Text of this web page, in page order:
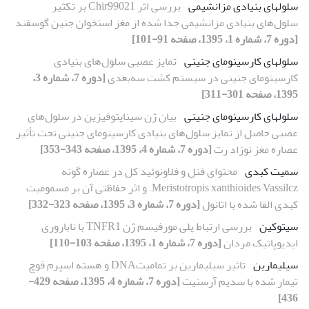
سلول‏های بنیادی مزانشیمی
بررسی اثر Chir99021 بر تکثیر
سلول‌های بنیادی مزانشیمی جدا شده از مغز استخوان جنین گوسفند
[دوره 7، شماره 1، 1395، صفحه 91-101]
سلول­های کارسینومای جنینی تمایز عصبی سلول‌های بنیادی
کارسینومای جنینی در سیستم کشت سه‌بعدی
[دوره 7، شماره 3،
1395، صفحه 301-311]
سلول­های کارسینومای جنینی بیان ژن‌ سیناپتوفیزین در سلول‌های
عصبی حاصل از تمایز سلول‌های بنیادی کارسینومای جنینی تحت تأثیر
عصاره مغز نوزاد رت[دوره 7، شماره 4، 1395، صفحه 343-353]
سمیت کبدی محتوای فنل و فلاونوئید کل در عصاره‌ گونه
Meristotropis xanthioides Vassilcz. و اثر حفاظتی آن بر مسمومیت
کبدی القا شده با اتانول[دوره 7، شماره 3، 1395، صفحه 323-332]
سیتوکین
بررسی ارتباط پلی مورفیسم ژن TNFR1 با ناباروری
ایدیوپاتیک مردان[دوره 7، شماره 1، 1395، صفحه 103-110]
سیلیمارین
تاثیر سیلیمارین بر تمامیتDNA و هسته اسپرم قوچ
تیمار شده با سدیم آرسنیت
[دوره 7، شماره 4، 1395، صفحه 429-
436]